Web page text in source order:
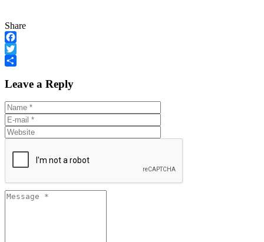
Share
Facebook
Twitter
Leave a Reply